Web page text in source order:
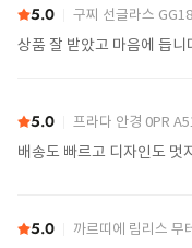
5.0 구찌 선글라스
상품 잘 받았고 마음에 듭니
5.0 프라다 안경 0PR
배송도 빠르고 디자인도
5.0 까르띠에 림리스 무테 안경